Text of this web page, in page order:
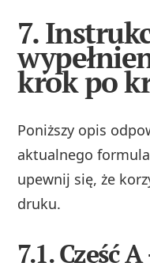
7.
krok po
Poniższy opis
aktualnego
upewnij się, że
druku.
7.1. Część